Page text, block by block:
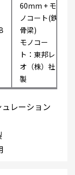
60mm + モ
ノコート(鉄
骨梁)
モノコー
ト：東邦レ
オ（株）社
製
レーション